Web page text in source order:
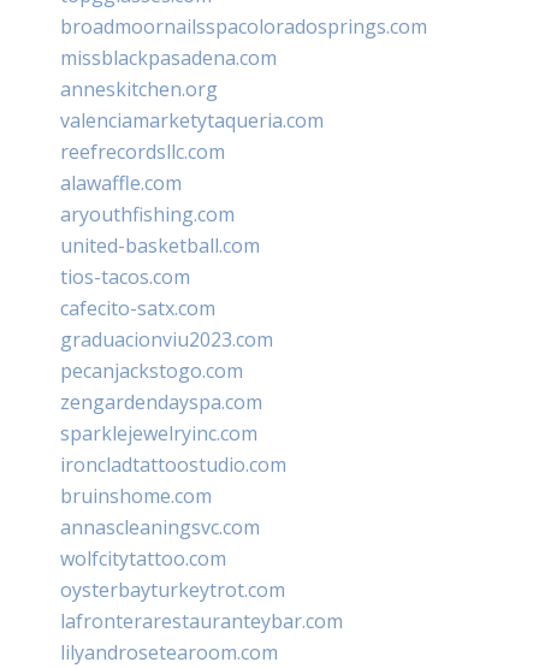
broadmoornailsspacoloradosprings.com
missblackpasadena.com
anneskitchen.org
valenciamarketytaqueria.com
reefrecordsllc.com
alawaffle.com
aryouthfishing.com
united-basketball.com
tios-tacos.com
cafecito-satx.com
graduacionviu2023.com
pecanjackstogo.com
zengardendayspa.com
sparklejewelryinc.com
ironcladtattoostudio.com
bruinshome.com
annascleaningsvc.com
wolfcitytattoo.com
oysterbayturkeytrot.com
lafronterarestauranteybar.com
lilyandrosetearoom.com